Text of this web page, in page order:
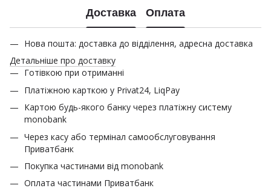
Доставка Оплата
Нова пошта: доставка до відділення, адресна доставка
Детальніше про доставку
Готівкою при отриманні
Платіжною карткою у Privat24, LiqPay
Картою будь-якого банку через платіжну систему
monobank
Через касу або термінал самообслуговування
Приватбанк
Покупка частинами від monobank
Оплата частинами Приватбанк